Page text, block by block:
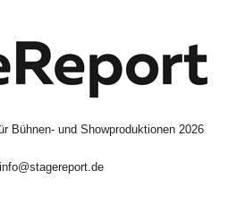
Bühnen- und Showproduktionen 2026
info@stagereport.de